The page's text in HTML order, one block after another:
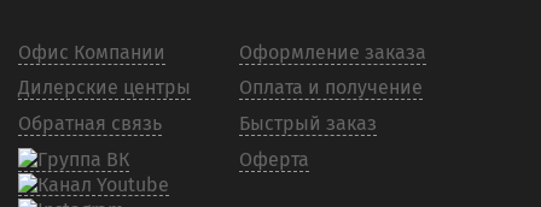
Офис Компании
Дилерские центры
Обратная связь
Оформление заказа
Оплата и получение
Быстрый заказ
Оферта